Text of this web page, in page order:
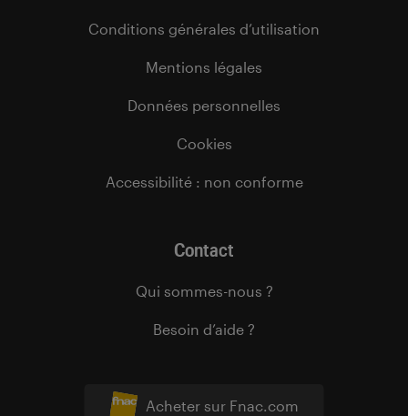
Acheter sur Fnac.com
Conditions générales d’utilisation
Mentions légales
Données personnelles
Cookies
Accessibilité : non conforme
Contact
Qui sommes-nous ?
Besoin d’aide ?